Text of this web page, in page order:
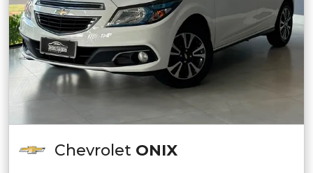
Chevrolet ONIX